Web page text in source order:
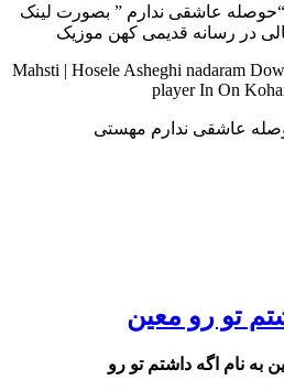
عاشقی ندارم ” بصورت لینک
در رسانه قدیمی کهن موزیک
Mahsti | Hosele Asheghi nadaram
player In On
تو رو معین
به نام اگه داشتم تو رو